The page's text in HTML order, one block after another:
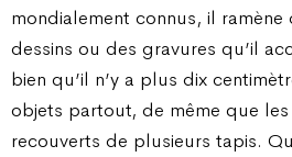
mondialement connus, il
dessins ou des gravures qu’il
bien qu’il n’y a plus dix
objets partout, de même que
recouverts de plusieurs tapis.